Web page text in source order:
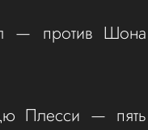
— против Шона
Плесси — пять